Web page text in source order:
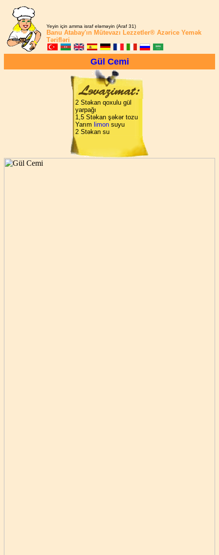
Yeyin için amma israf eləməyin (Araf 31)
Banu Atabay'ın Mütevazı Lezzetler® Azərice Yemək
Tərifləri
Gül Cemi
2 Stəkan qoxulu gül
yarpağı
1,5 Stəkan şəkər tozu
Yarım limon suyu
2 Stəkan su